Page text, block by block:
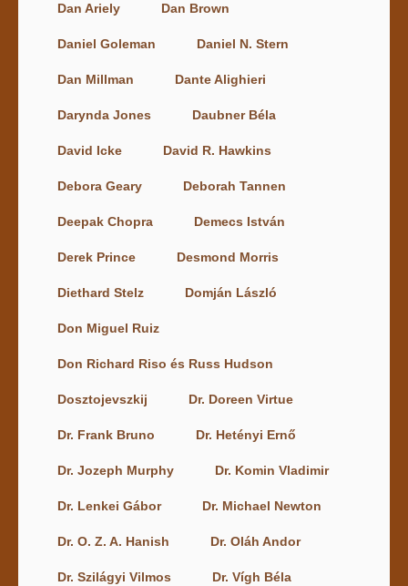
Dan Ariely Dan Brown
Daniel Goleman Daniel N. Stern
Dan Millman Dante Alighieri
Darynda Jones Daubner Béla
David Icke David R. Hawkins
Debora Geary Deborah Tannen
Deepak Chopra Demecs István
Derek Prince Desmond Morris
Diethard Stelz Domján László
Don Miguel Ruiz
Don Richard Riso és Russ Hudson
Dosztojevszkij Dr. Doreen Virtue
Dr. Frank Bruno Dr. Hetényi Ernő
Dr. Jozeph Murphy Dr. Komin Vladimir
Dr. Lenkei Gábor Dr. Michael Newton
Dr. O. Z. A. Hanish Dr. Oláh Andor
Dr. Szilágyi Vilmos Dr. Vígh Béla